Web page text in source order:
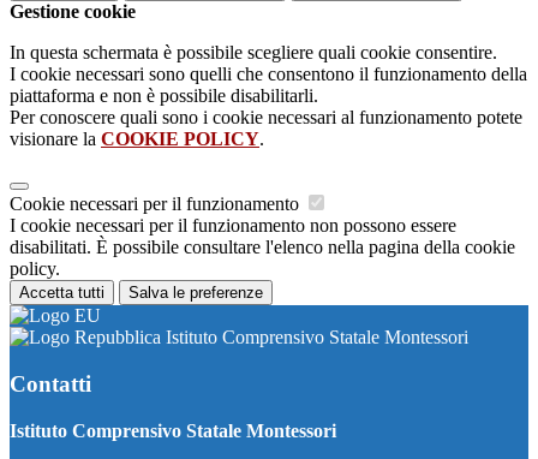
Gestione cookie
In questa schermata è possibile scegliere quali cookie consentire.
I cookie necessari sono quelli che consentono il funzionamento della
piattaforma e non è possibile disabilitarli.
Per conoscere quali sono i cookie necessari al funzionamento potete
visionare la COOKIE POLICY.
Cookie necessari per il funzionamento
I cookie necessari per il funzionamento non possono essere
disabilitati. È possibile consultare l'elenco nella pagina della cookie
policy.
Accetta tutti Salva le preferenze
Istituto Comprensivo Statale Montessori
Contatti
Istituto Comprensivo Statale Montessori